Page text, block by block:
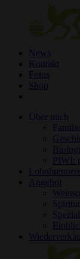
News
Kontakt
Fotos
Shop
Über mich
PIWI:
Angebot